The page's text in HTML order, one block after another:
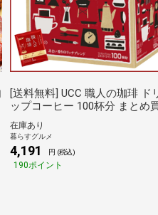
[送料無料] UCC 職人の珈琲 ド
ップコーヒー 100杯分 まとめ
い福袋 あまい香りのリッチブレ
ンド100P コーヒー(100杯分) 【
～4営業日以内に出荷】コーヒ
ホットコーヒー アイスコーヒー
（一杯抽出型） ドリップバッグ
在庫あり
暮らすグルメ
4,191 円 (税込)
190ポイント